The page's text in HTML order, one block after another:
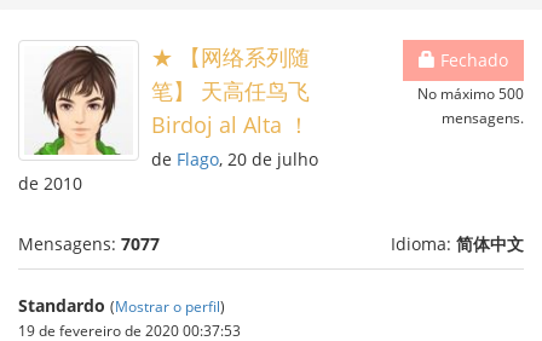
Fechado
No máximo 500
mensagens.
★ 【网络系列随
笔】 天高任鸟飞
Birdoj al Alta ！
de Flago, 20 de julho
de 2010
Mensagens: 7077 Idioma: 简体中文
Standardo (Mostrar o perfil)
19 de fevereiro de 2020 00:37:53